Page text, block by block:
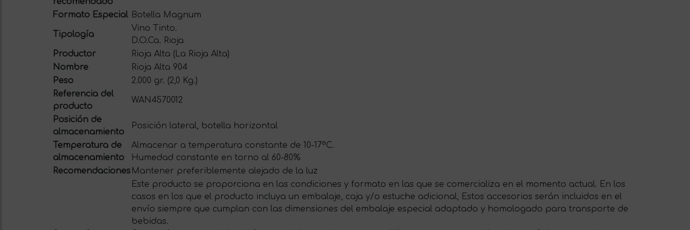
Formato Especial Botella Magnum
Tipología
Vino Tinto.
D.O.Ca. Rioja
Productor
Rioja Alta (La Rioja Alta)
Nombre
Rioja Alta 904
Peso
2.000 gr. (2,0 Kg.)
Referencia del
producto
WAN4570012
Posición de
almacenamiento
Posición lateral, botella horizontal
Temperatura de
almacenamiento
Almacenar a temperatura constante de 10-17ºC.
Humedad constante en torno al 60-80%
Recomendaciones Mantener preferiblemente alejado de la luz
Este producto se proporciona en las condiciones y formato en las que se comercializa en el momento actual. En los
casos en los que el producto incluya un embalaje, caja y/o estuche adicional, Estos accesorios serán incluidos en el
envío siempre que cumplan con las dimensiones del embalaje especial adaptado y homologado para transporte de
bebidas.